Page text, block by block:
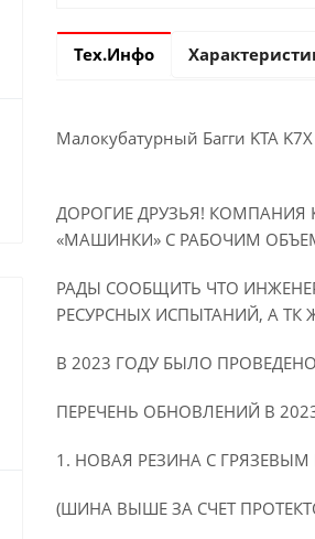
Тех.Инфо
Малокубатурный Багги KTA
ДОРОГИЕ ДРУЗЬЯ! КОМПАНИЯ
«МАШИНКИ» С РАБОЧИМ
РАДЫ СООБЩИТЬ ЧТО
РЕСУРСНЫХ ИСПЫТАНИЙ, А
В 2023 ГОДУ БЫЛО
ПЕРЕЧЕНЬ ОБНОВЛЕНИЙ В
1. НОВАЯ РЕЗИНА С
(ШИНА ВЫШЕ ЗА СЧЕТ